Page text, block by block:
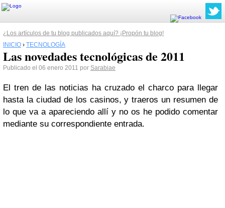
¿Los artículos de tu blog publicados aquí? ¡Propón tu blog!
INICIO › TECNOLOGÍA
Las novedades tecnológicas de 2011
Publicado el 06 enero 2011 por Sarabiae
El tren de las noticias ha cruzado el charco para llegar
hasta la ciudad de los casinos, y traeros un resumen de
lo que va a apareciendo allí y no os he podido comentar
mediante su correspondiente entrada.